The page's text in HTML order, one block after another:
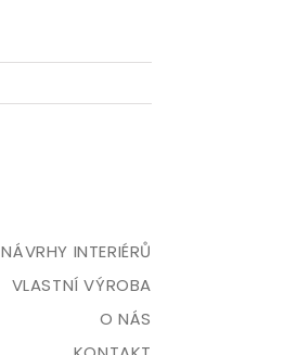
NÁVRHY INTERIÉRŮ
VLASTNÍ VÝROBA
O NÁS